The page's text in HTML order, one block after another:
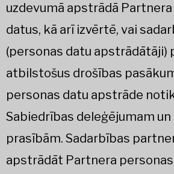
uzdevumā apstrādā
datus, kā arī izvērtē, vai
(personas datu apstrādātāji)
atbilstošus drošības
personas datu apstrāde
Sabiedrības deleģējumam
prasībām. Sadarbības
apstrādāt Partnera